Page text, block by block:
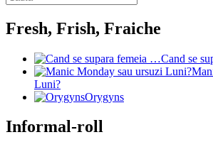
Fresh, Frish, Fraiche
Cand se
Luni?
Orygyns
Informal-roll